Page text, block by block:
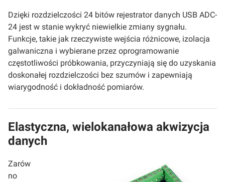
Dzięki rozdzielczości 24 bitów rejestrator danych USB ADC-
24 jest w stanie wykryć niewielkie zmiany sygnału.
Funkcje, takie jak rzeczywiste wejścia różnicowe, izolacja
galwaniczna i wybierane przez oprogramowanie
częstotliwości próbkowania, przyczyniają się do uzyskania
doskonałej rozdzielczości bez szumów i zapewniają
wiarygodność i dokładność pomiarów.
Elastyczna, wielokanałowa akwizycja
danych
Zarów
no